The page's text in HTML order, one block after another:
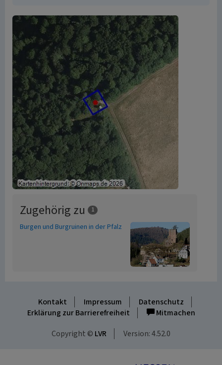
Zugehörig zu 1
Burgen und Burgruinen in der Pfalz
Kontakt Impressum
Datenschutz
Erklärung zur Barrierefreiheit
Mitmachen
Copyright © LVR Version: 4.52.0